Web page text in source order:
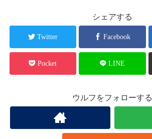
シェアする
Twitter Facebook
Pocket LINE
ウルフをフォローする